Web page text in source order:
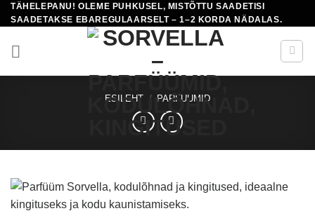
Skip
to
content
TÄHELEPANU! OLEME PUHKUSEL, MISTÕTTU SAADETISI
SAADETAKSE EBAREGULAARSELT – 1–2 KORDA NÄDALAS.
ESILEHT / PARFUUMID